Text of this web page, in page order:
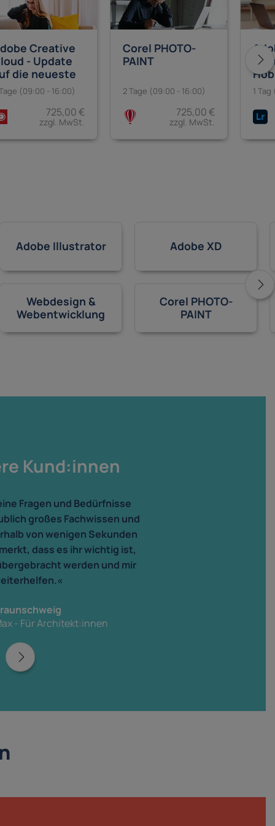
Creative
- Update
die neueste
(09:00 - 16:00)
725,00 €
zzgl. MwSt.
Corel PHOTO-
PAINT
2 Tage (09:00 - 16:00)
725,00 €
zzgl. MwSt.
–
nen
1
Adobe Illustrator
Webdesign &
Webentwicklung
Adobe XD
Corel PHOTO-
PAINT
Kund:innen
Fragen und Bedürfnisse
großes Fachwissen und
von wenigen Sekunden
dass es ihr wichtig ist,
werden und mir
- Für Architekt:innen